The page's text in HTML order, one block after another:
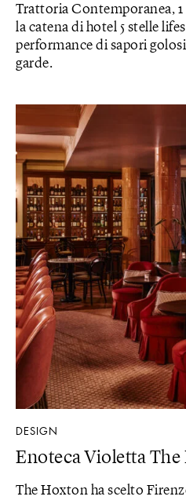
Trattoria Contemporanea,
la catena di hotel 5 stelle
performance di sapori
garde.
DESIGN
Enoteca Violetta
The Hoxton ha scelto